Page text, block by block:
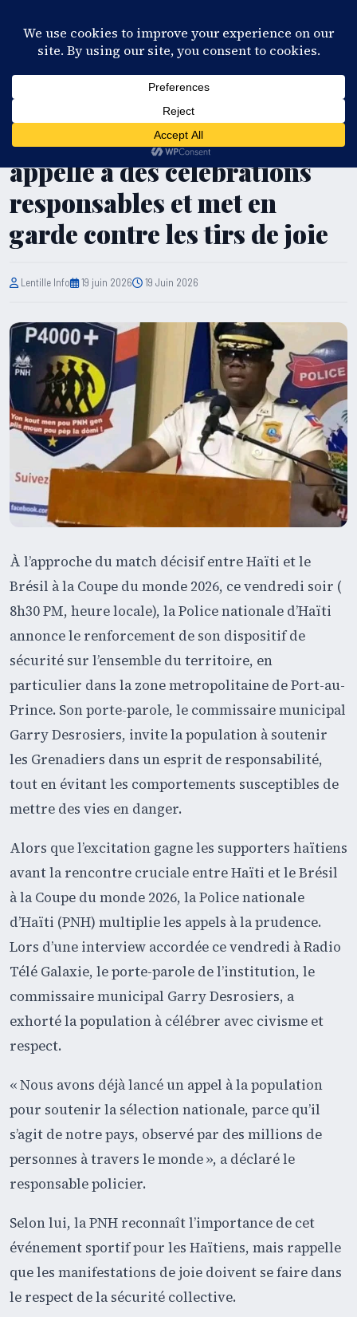
Match Haïti-Brésil : la PNH
appelle à des célébrations
responsables et met en
garde contre les tirs de joie
Lentille Info 19 juin 2026 19 Juin 2026
À l’approche du match décisif entre Haïti et le
Brésil à la Coupe du monde 2026, ce vendredi soir (
8h30 PM, heure locale), la Police nationale d’Haïti
annonce le renforcement de son dispositif de
sécurité sur l’ensemble du territoire, en
particulier dans la zone metropolitaine de Port-au-
Prince. Son porte-parole, le commissaire municipal
Garry Desrosiers, invite la population à soutenir
les Grenadiers dans un esprit de responsabilité,
tout en évitant les comportements susceptibles de
mettre des vies en danger.
Alors que l’excitation gagne les supporters haïtiens
avant la rencontre cruciale entre Haïti et le Brésil
à la Coupe du monde 2026, la Police nationale
d’Haïti (PNH) multiplie les appels à la prudence.
Lors d’une interview accordée ce vendredi à Radio
Télé Galaxie, le porte-parole de l’institution, le
commissaire municipal Garry Desrosiers, a
exhorté la population à célébrer avec civisme et
respect.
« Nous avons déjà lancé un appel à la population
pour soutenir la sélection nationale, parce qu’il
s’agit de notre pays, observé par des millions de
personnes à travers le monde », a déclaré le
responsable policier.
Selon lui, la PNH reconnaît l’importance de cet
événement sportif pour les Haïtiens, mais rappelle
que les manifestations de joie doivent se faire dans
le respect de la sécurité collective.